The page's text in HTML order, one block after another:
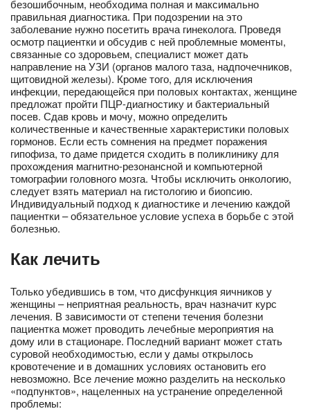
безошибочным, необходима полная и максимально
правильная диагностика. При подозрении на это
заболевание нужно посетить врача гинеколога. Проведя
осмотр пациентки и обсудив с ней проблемные моменты,
связанные со здоровьем, специалист может дать
направление на УЗИ (органов малого таза, надпочечников,
щитовидной железы). Кроме того, для исключения
инфекции, передающейся при половых контактах, женщине
предложат пройти ПЦР-диагностику и бактериальный
посев. Сдав кровь и мочу, можно определить
количественные и качественные характеристики половых
гормонов. Если есть сомнения на предмет поражения
гипофиза, то даме придется сходить в поликлинику для
прохождения магнитно-резонансной и компьютерной
томографии головного мозга. Чтобы исключить онкологию,
следует взять материал на гистологию и биопсию.
Индивидуальный подход к диагностике и лечению каждой
пациентки – обязательное условие успеха в борьбе с этой
болезнью.
Как лечить
Только убедившись в том, что дисфункция яичников у
женщины – неприятная реальность, врач назначит курс
лечения. В зависимости от степени течения болезни
пациентка может проводить лечебные мероприятия на
дому или в стационаре. Последний вариант может стать
суровой необходимостью, если у дамы открылось
кровотечение и в домашних условиях остановить его
невозможно. Все лечение можно разделить на несколько
«подпунктов», нацеленных на устранение определенной
проблемы: